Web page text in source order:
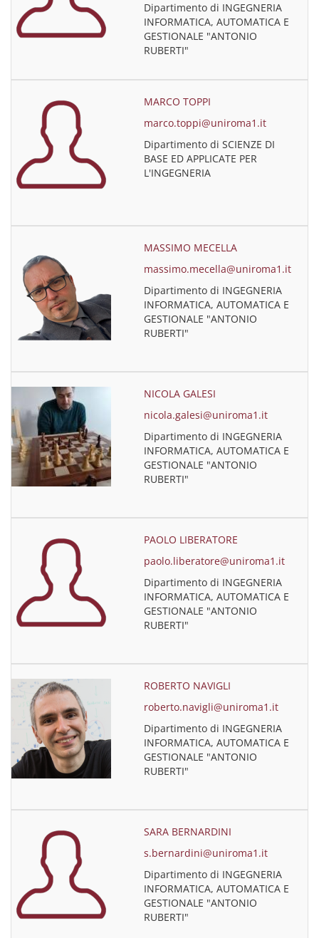
Dipartimento di INGEGNERIA
INFORMATICA, AUTOMATICA E
GESTIONALE "ANTONIO
RUBERTI"
MARCO TOPPI
marco.toppi@uniroma1.it
Dipartimento di SCIENZE DI
BASE ED APPLICATE PER
L'INGEGNERIA
MASSIMO MECELLA
massimo.mecella@uniroma1.it
Dipartimento di INGEGNERIA
INFORMATICA, AUTOMATICA E
GESTIONALE "ANTONIO
RUBERTI"
NICOLA GALESI
nicola.galesi@uniroma1.it
Dipartimento di INGEGNERIA
INFORMATICA, AUTOMATICA E
GESTIONALE "ANTONIO
RUBERTI"
PAOLO LIBERATORE
paolo.liberatore@uniroma1.it
Dipartimento di INGEGNERIA
INFORMATICA, AUTOMATICA E
GESTIONALE "ANTONIO
RUBERTI"
ROBERTO NAVIGLI
roberto.navigli@uniroma1.it
Dipartimento di INGEGNERIA
INFORMATICA, AUTOMATICA E
GESTIONALE "ANTONIO
RUBERTI"
SARA BERNARDINI
s.bernardini@uniroma1.it
Dipartimento di INGEGNERIA
INFORMATICA, AUTOMATICA E
GESTIONALE "ANTONIO
RUBERTI"